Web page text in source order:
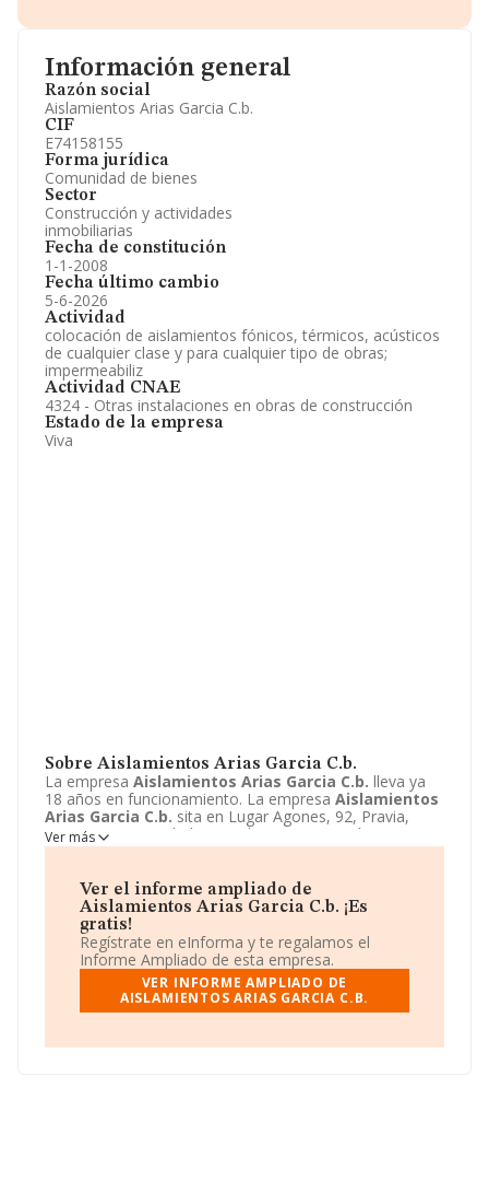
Información general
Razón social
Aislamientos Arias Garcia C.b.
CIF
E74158155
Forma jurídica
Comunidad de bienes
Sector
Construcción y actividades
inmobiliarias
Fecha de constitución
1-1-2008
Fecha último cambio
5-6-2026
Actividad
colocación de aislamientos fónicos, térmicos, acústicos
de cualquier clase y para cualquier tipo de obras;
impermeabiliz
Actividad CNAE
4324 - Otras instalaciones en obras de construcción
Estado de la empresa
Viva
Sobre Aislamientos Arias Garcia C.b.
La empresa Aislamientos Arias Garcia C.b. lleva ya
18 años en funcionamiento. La empresa Aislamientos
Arias Garcia C.b. sita en Lugar Agones, 92, Pravia,
Asturias. La actividad CNAE de esta compañía es 4324 -
Otras instalaciones en obras de construcción. La
como Comunidad de bienes.
Ver más
Ver el informe ampliado de
Aislamientos Arias Garcia C.b. ¡Es
gratis!
Regístrate en eInforma y te regalamos el
Informe Ampliado de esta empresa.
VER INFORME AMPLIADO DE
AISLAMIENTOS ARIAS GARCIA C.B.
Información oficial y registral complementaria.